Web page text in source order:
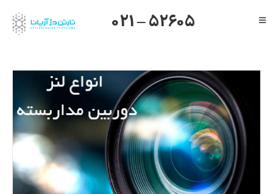
to
Toggle
گرنداستریم
میکروتیک
هایک ویژن
021 – 52605